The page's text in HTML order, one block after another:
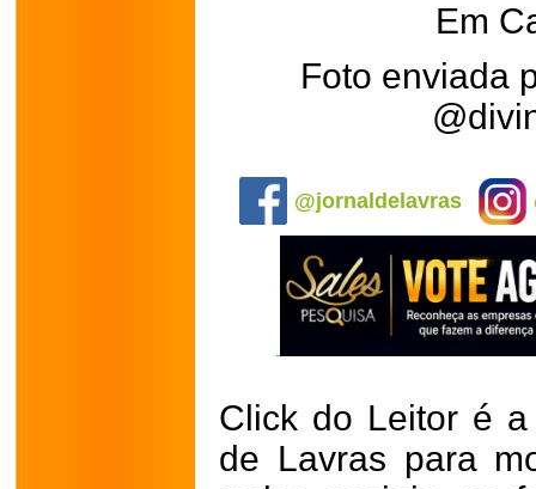
Em
Foto enviada
@jornaldelavras
Click do Leitor é
de Lavras para